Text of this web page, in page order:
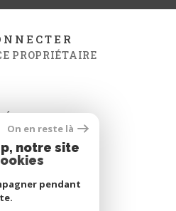
PROPRIÉTAIRE
On en reste là
notre site
pendant